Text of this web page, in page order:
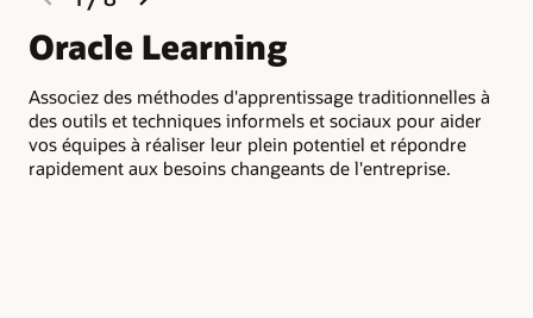
slide
Oracle Learning
Associez des méthodes d'apprentissage traditionnelles à
des outils et techniques informels et sociaux pour aider
vos équipes à réaliser leur plein potentiel et répondre
rapidement aux besoins changeants de l'entreprise.